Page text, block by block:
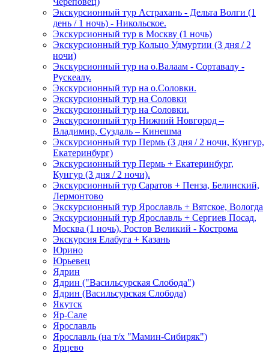
Экскурсионный тур Астрахань - Дельта Волги (1
день / 1 ночь) - Никольское.
Экскурсионный тур в Москву (1 ночь)
Экскурсионный тур Кольцо Удмуртии (3 дня / 2
ночи)
Экскурсионный тур на о.Валаам - Сортавалу -
Рускеалу.
Экскурсионный тур на о.Соловки.
Экскурсионный тур на Соловки
Экскурсионный тур на Соловки.
Экскурсионный тур Нижний Новгород –
Владимир, Суздаль – Кинешма
Экскурсионный тур Пермь (3 дня / 2 ночи, Кунгур,
Екатеринбург)
Экскурсионный тур Пермь + Екатеринбург,
Кунгур (3 дня / 2 ночи).
Экскурсионный тур Саратов + Пенза, Белинский,
Лермонтово
Экскурсионный тур Ярославль + Вятское, Вологда
Экскурсионный тур Ярославль + Сергиев Посад,
Москва (1 ночь), Ростов Великий - Кострома
Экскурсия Елабуга + Казань
Юрино
Юрьевец
Ядрин
Ядрин ("Васильсурская Слобода")
Ядрин (Васильсурская Слобода)
Якутск
Яр-Сале
Ярославль
Ярославль (на т/х "Мамин-Сибиряк")
Ярцево